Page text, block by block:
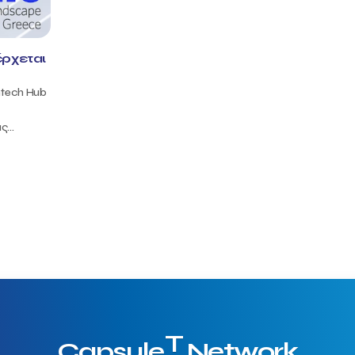
Hub
T